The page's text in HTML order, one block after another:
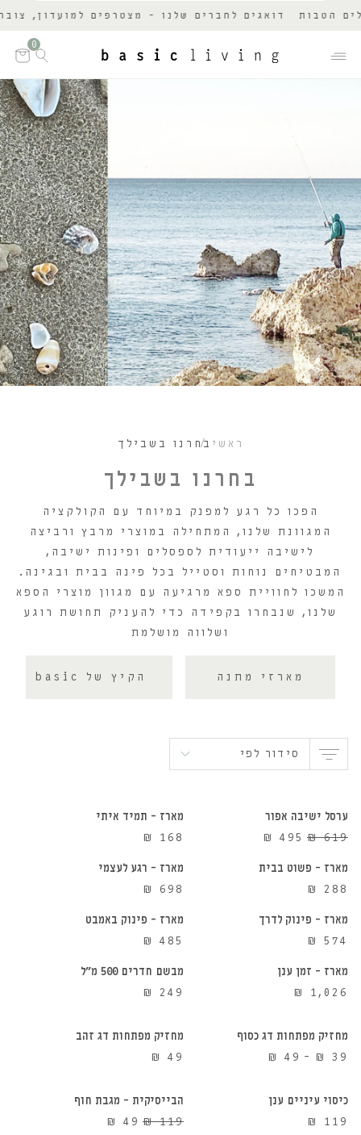
הטבות
דואגים לחברים שלנו - מצטרפים למועדון,
0
ראשי בחרנו בשבילך
בחרנו בשבילך
הפכו כל רגע למפנק במיוחד עם הקולקציה
המגוונת שלנו, המתחילה במוצרי מרבץ ורביצה
לישיבה ייעודית לספסלים ופינות ישיבה,
המבטיחים נוחות וסטייל בכל פינה בבית ובגינה.
המשכו לחוויית ספא מרגיעה עם מגוון מוצרי הספא
שלנו, שנבחרו בקפידה כדי להעניק תחושת רוגע
ושלווה מושלמת
מארזי מתנה הקיץ של basic
סידור לפי
20%
הנחה
הוספה לסל
ערסל ישיבה אפור
₪619
המחיר
היה:
₪ 495
הוא:
מארז – תמיד איתי
₪ 168
הוספה לסל
מארז – פשוט בבית
₪ 288
הוספה לסל
מארז – רגע לעצמי
₪ 698
הוספה לסל
מארז – פינוק לדרך
₪ 574
הוספה לסל
מארז – פינוק באמבט
₪ 485
הוספה לסל
מארז – זמן ענן
₪ 1,026
הוספה לסל
מבשם חדרים 500 מ"ל
₪ 249 הוספה לסל
מחזיק מפתחות דג כסוף
₪ 39
–
₪ 49
מחזיק מפתחות דג זהב
₪ 49 הוספה לסל
כיסוי עיניים ענן
₪ 119
59%
הנחה
הבייסיקית – מגבת חוף
₪119
המחיר
₪ 49